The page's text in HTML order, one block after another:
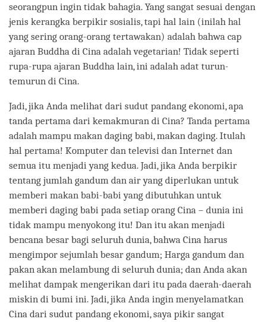
seorangpun ingin tidak bahagia. Yang sangat sesuai dengan
jenis kerangka berpikir sosialis, tapi hal lain (inilah hal
yang sering orang-orang tertawakan) adalah bahwa cap
ajaran Buddha di Cina adalah vegetarian! Tidak seperti
rupa-rupa ajaran Buddha lain, ini adalah adat turun-
temurun di Cina.
Jadi, jika Anda melihat dari sudut pandang ekonomi, apa
tanda pertama dari kemakmuran di Cina? Tanda pertama
adalah mampu makan daging babi, makan daging. Itulah
hal pertama! Komputer dan televisi dan Internet dan
semua itu menjadi yang kedua. Jadi, jika Anda berpikir
tentang jumlah gandum dan air yang diperlukan untuk
memberi makan babi-babi yang dibutuhkan untuk
memberi daging babi pada setiap orang Cina – dunia ini
tidak mampu menyokong itu! Dan itu akan menjadi
bencana besar bagi seluruh dunia, bahwa Cina harus
mengimpor sejumlah besar gandum; Harga gandum dan
pakan akan melambung di seluruh dunia; dan Anda akan
melihat dampak mengerikan dari itu pada daerah-daerah
miskin di bumi ini. Jadi, jika Anda ingin menyelamatkan
Cina dari sudut pandang ekonomi, saya pikir sangat